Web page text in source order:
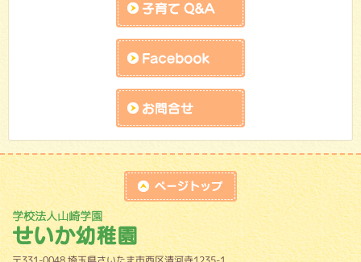
top
学校法人山崎学園 せいか幼稚園